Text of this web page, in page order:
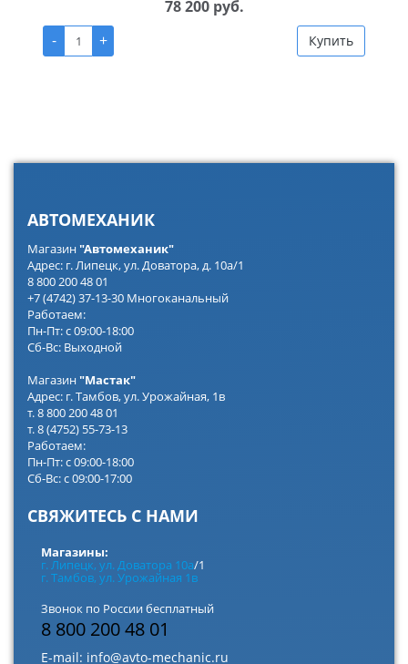
78 200 руб.
-
+ Купить
АВТОМЕХАНИК
Магазин"Автомеханик"
Адрес: г. Липецк, ул. Доватора, д. 10а/1
8 800 200 48 01
+7 (4742) 37-13-30 Многоканальный
Работаем:
Пн-Пт: с 09:00-18:00
Сб-Вс: Выходной
Магазин"Мастак"
Адрес: г. Тамбов, ул. Урожайная, 1в
т. 8 800 200 48 01
т. 8 (4752) 55-73-13
Работаем:
Пн-Пт: с 09:00-18:00
Сб-Вс: с 09:00-17:00
СВЯЖИТЕСЬ С НАМИ
Магазины:
г. Липецк, ул. Доватора 10а/1
г. Тамбов, ул. Урожайная 1в
Звонок по России бесплатный
8 800 200 48 01
E-mail: info@avto-mechanic.ru